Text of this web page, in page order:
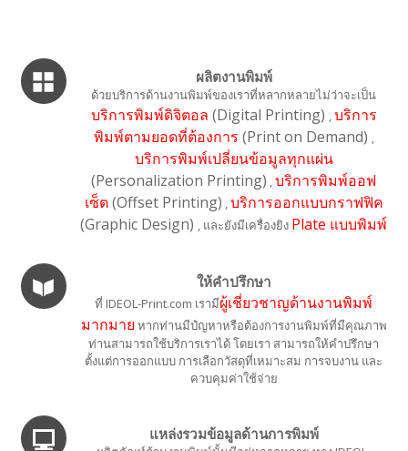
ผลิตงานพิมพ์
ด้วยบริการด้านงานพิมพ์ของเราที่หลากหลายไม่ว่าจะเป็น
บริการพิมพ์ดิจิตอล (Digital Printing) ,บริการ
พิมพ์ตามยอดที่ต้องการ (Print on Demand) ,
บริการพิมพ์เปลี่ยนข้อมูลทุกแผ่น
(Personalization Printing) ,บริการพิมพ์ออฟ
เซ็ต(Offset Printing) ,บริการออกแบบกราฟฟิค
(Graphic Design) , และยังมีเครื่องยิง Plate แบบพิมพ์
ให้คำปรึกษา
ที่ IDEOL-Print.com เรามีผู้เชี่ยวชาญด้านงานพิมพ์
มากมาย หากท่านมีปํญหาหรือต้องการงานพิมพ์ที่มีคุณภาพ
ท่านสามารถใช้บริการเราได้ โดยเรา สามารถให้คำปรึกษา
ตั้งแต่การออกแบบ การเลือกวัสดุที่เหมาะสม การจบงาน และ
ควบคุมค่าใช้จ่าย
แหล่งรวมข้อมูลด้านการพิมพ์